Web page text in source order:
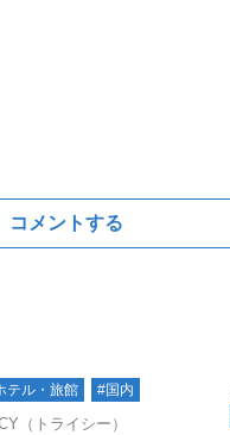
コメントする
テル・旅館 #国内
（トライシー）